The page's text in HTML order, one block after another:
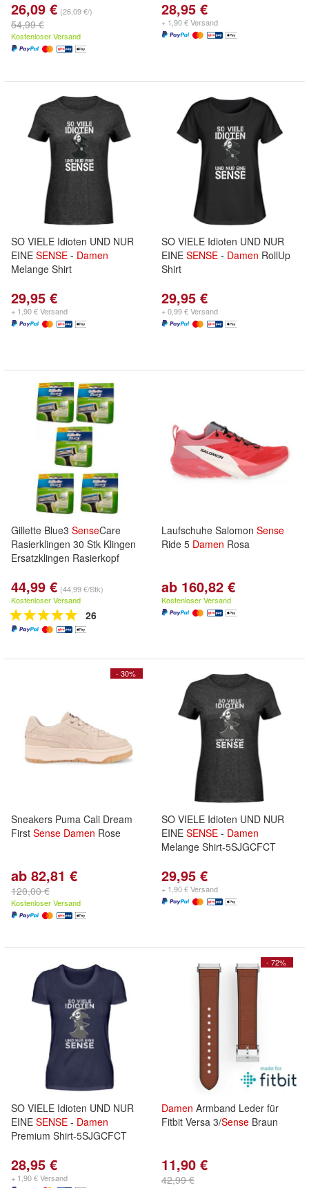
26,09 € (26,09 €/)
54,99 €
Kostenloser Versand
28,95 €
+ 1,90 € Versand
SO VIELE Idioten UND NUR
EINE SENSE - Damen
Melange Shirt
29,95 €
+ 1,90 € Versand
SO VIELE Idioten UND NUR
EINE SENSE - Damen RollUp
Shirt
29,95 €
+ 0,99 € Versand
Gillette Blue3 SenseCare
Rasierklingen 30 Stk Klingen
Ersatzklingen Rasierkopf
44,99 € (44,99 €/Stk)
Kostenloser Versand
26
Laufschuhe Salomon Sense
Ride 5 Damen Rosa
ab 160,82 €
Kostenloser Versand
- 30%
Sneakers Puma Cali Dream
First Sense Damen Rose
ab 82,81 €
120,00 €
Kostenloser Versand
SO VIELE Idioten UND NUR
EINE SENSE - Damen
Melange Shirt-5SJGCFCT
29,95 €
+ 1,90 € Versand
SO VIELE Idioten UND NUR
EINE SENSE - Damen
Premium Shirt-5SJGCFCT
28,95 €
+ 1,90 € Versand
- 72%
Damen Armband Leder für
Fitbit Versa 3/Sense Braun
11,90 €
42,99 €